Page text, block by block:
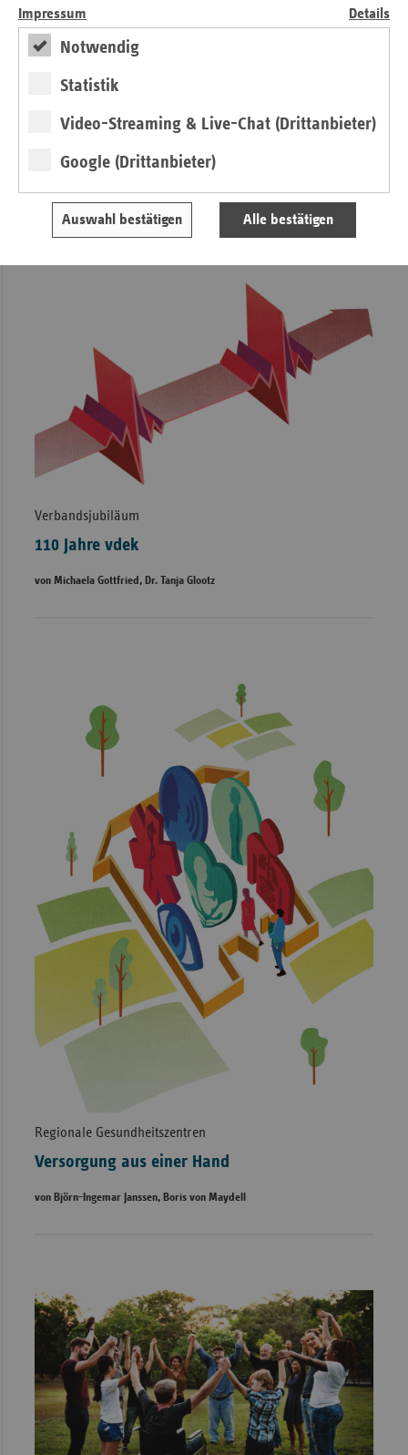
Impressum Details
Notwendig
Statistik
Video-Streaming & Live-Chat (Drittanbieter)
Google (Drittanbieter)
Auswahl bestätigen Alle bestätigen
Einwurf
Steigende Beiträge können nur das letzte
von Ulrike Elsner
Verbandsjubiläum
110 Jahre vdek
von Michaela Gottfried, Dr. Tanja Glootz
Regionale Gesundheitszentren
Versorgung aus einer Hand
von Björn-Ingemar Janssen, Boris von Maydell